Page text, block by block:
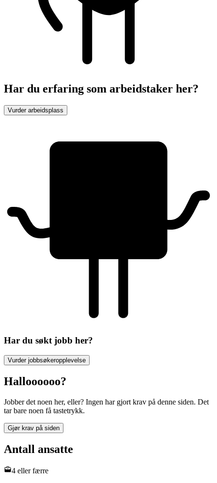
Har du erfaring som arbeidstaker her?
Vurder arbeidsplass
Har du søkt jobb her?
Vurder jobbsøkeropplevelse
Halloooooo?
Jobber det noen her, eller? Ingen har gjort krav på denne siden. Det
tar bare noen få tastetrykk.
Gjør krav på siden
Antall ansatte
4 eller færre